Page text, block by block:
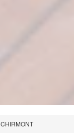
CHIRMONT